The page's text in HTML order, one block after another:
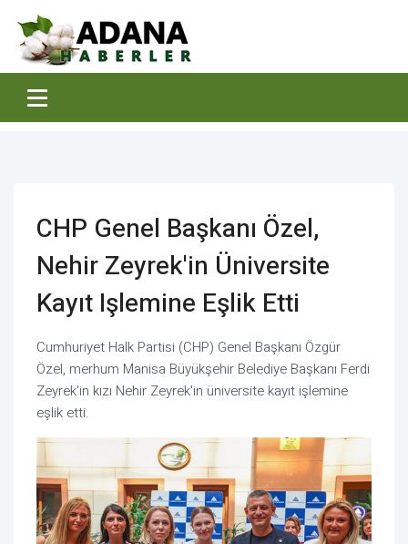
CHP Genel Başkanı Özel,
Nehir Zeyrek'in Üniversite
Kayıt Işlemine Eşlik Etti
Cumhuriyet Halk Partisi (CHP) Genel Başkanı Özgür
Özel, merhum Manisa Büyükşehir Belediye Başkanı Ferdi
Zeyrek'in kızı Nehir Zeyrek'in üniversite kayıt işlemine
eşlik etti.